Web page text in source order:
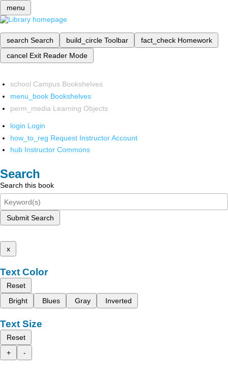
menu
search Search build_circle Toolbar fact_check Homework
cancel Exit Reader Mode
school Campus Bookshelves
menu_book Bookshelves
perm_media Learning Objects
login Login
how_to_reg Request Instructor Account
hub Instructor Commons
Search
Search this book
Submit Search
x
Text Color
Reset
Bright
Blues Gray Inverted
Text Size
Reset
+
-